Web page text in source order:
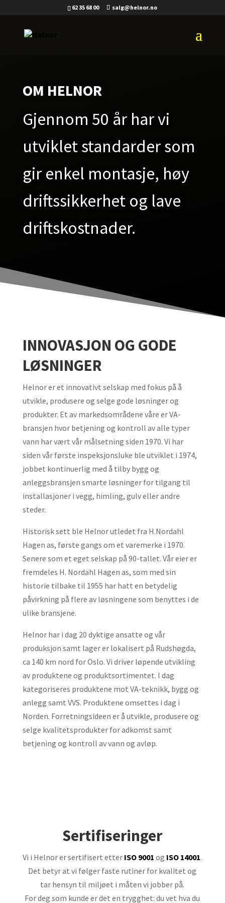
62 35 68 00 salg@helnor.no
OM HELNOR
Gjennom 50 år har vi
utviklet standarder som
gir enkel montasje, høy
driftssikkerhet og lave
driftskostnader.
INNOVASJON OG GODE
LØSNINGER
Helnor er et innovativt selskap med fokus på å
utvikle, produsere og selge gode løsninger og
produkter. Et av markedsområdene våre er VA-
bransjen hvor betjening og kontroll av alle typer
vann har vært vår målsetning siden 1970. Vi har
siden vår første inspeksjonsluke ble utviklet i 1974,
jobbet kontinuerlig med å tilby bygg og
anleggsbransjen smarte løsninger for tilgang til
installasjoner i vegg, himling, gulv eller andre
steder.
Historisk sett ble Helnor utledet fra H.Nordahl
Hagen as, første gangs om et varemerke i 1970.
Senere som et eget selskap på 90-tallet. Vår eier er
fremdeles H. Nordahl Hagen as, som med sin
historie tilbake til 1955 har hatt en betydelig
påvirkning på flere av løsningene som benyttes i de
ulike bransjene.
Helnor har i dag 20 dyktige ansatte og vår
produksjon samt lager er lokalisert på Rudshøgda,
ca 140 km nord for Oslo. Vi driver løpende utvikling
av produktene og produktsortimentet. I dag
kategoriseres produktene mot VA-teknikk, bygg og
anlegg samt VVS. Produktene omsettes i dag i
Norden. Forretningsideen er å utvikle, produsere og
selge kvalitetsprodukter for adkomst samt
betjening og kontroll av vann og avløp.
Sertifiseringer
Vi i Helnor er sertifisert etter ISO 9001 og ISO 14001.
Det betyr at vi følger faste rutiner for kvalitet og
tar hensyn til miljøet i måten vi jobber på.
For deg som kunde er det en trygghet: du vet hva du